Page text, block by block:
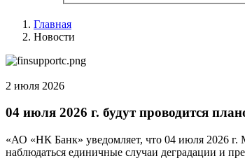
Главная
Новости
2 июля 2026
04 июля 2026 г. будут проводится
«АО «НК Банк» уведомляет, что 04 июля 2026 г.
наблюдаться единичные случаи деградации и